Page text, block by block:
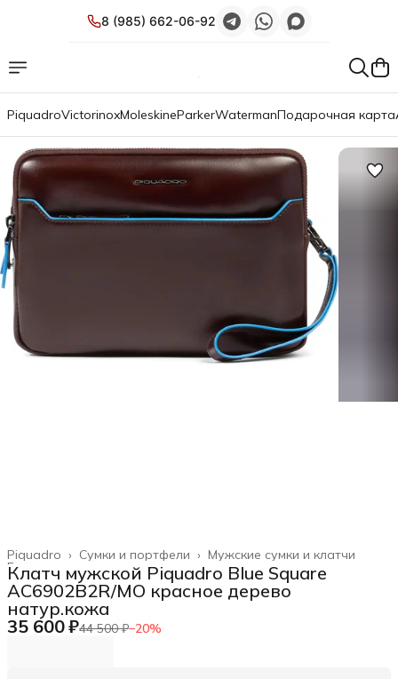
8 (985) 662-06-92
PiquadroVictorinoxMoleskineParkerWatermanПодарочная карта
Мужские сумки и клатчи
Сумки и портфели ›
Piquadro ›
Главная
Клатч мужской Piquadro Blue Square
AC6902B2R/MO красное дерево
натур.кожа
35 600 ₽44 500 ₽−20%